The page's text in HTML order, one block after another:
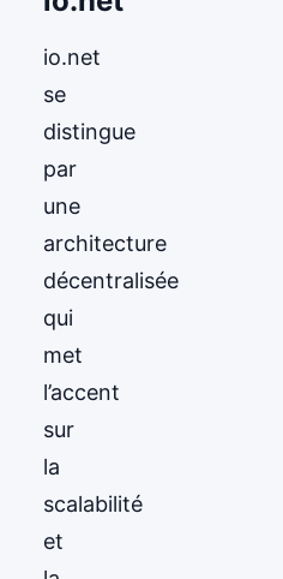
io.net
se
distingue
par
une
architecture
décentralisée
qui
met
l’accent
sur
la
scalabilité
et